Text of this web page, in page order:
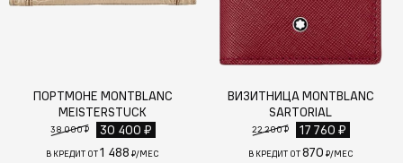
ПОРТМОНЕ MONTBLANC
MEISTERSTUCK
38 000 ₽ 30 400 ₽
В КРЕДИТ ОТ1 488 ₽/МЕС
ВИЗИТНИЦА MONTBLANC
SARTORIAL
22 200 ₽ 17 760 ₽
В КРЕДИТ ОТ870 ₽/МЕС